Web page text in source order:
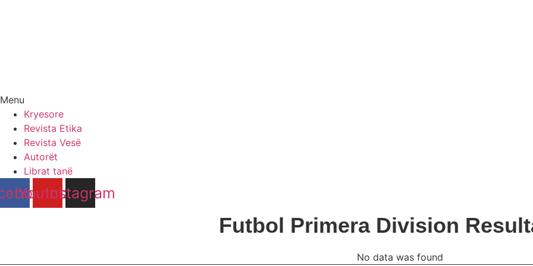
Menu
Kryesore
Revista Etika
Revista Vesë
Autorët
Librat tanë
Youtube
Instagram
Futbol Primera Division
No data was found